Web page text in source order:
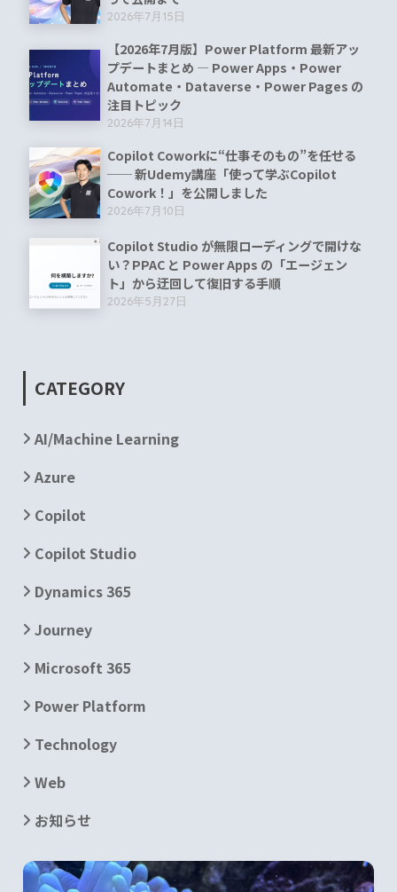
2026年7月15日
【2026年7月版】Power Platform 最新アッ
プデートまとめ ― Power Apps・Power
Automate・Dataverse・Power Pages の
注目トピック
2026年7月14日
Copilot Coworkに“仕事そのもの”を任せる
── 新Udemy講座「使って学ぶCopilot
Cowork！」を公開しました
2026年7月10日
Copilot Studio が無限ローディングで開けな
い？PPAC と Power Apps の「エージェン
ト」から迂回して復旧する手順
2026年5月27日
CATEGORY
AI/Machine Learning
Azure
Copilot
Copilot Studio
Dynamics 365
Journey
Microsoft 365
Power Platform
Technology
Web
お知らせ